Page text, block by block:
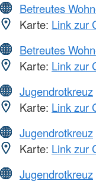
Betreutes
Karte: Link zur
Betreutes
Karte: Link zur
Jugendrotkreuz
Karte: Link zur
Jugendrotkreuz
Karte: Link zur
Jugendrotkreuz